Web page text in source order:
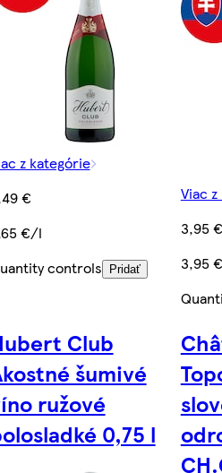
z kategórie
€
€/l
controls
Pridať
Viac
3,95 €
3,95
Club
šumivé
ružové
0,75 l